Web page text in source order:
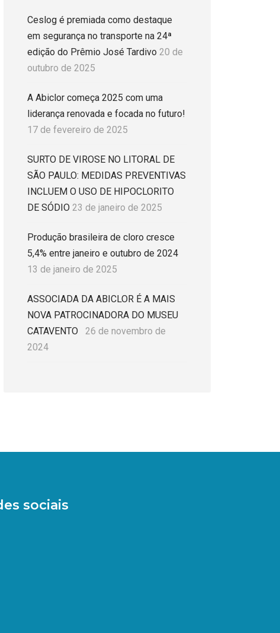
Ceslog é premiada como destaque
em segurança no transporte na 24ª
edição do Prêmio José Tardivo 20 de
outubro de 2025
A Abiclor começa 2025 com uma
liderança renovada e focada no futuro!
17 de fevereiro de 2025
SURTO DE VIROSE NO LITORAL DE
SÃO PAULO: MEDIDAS PREVENTIVAS
INCLUEM O USO DE HIPOCLORITO
DE SÓDIO 23 de janeiro de 2025
Produção brasileira de cloro cresce
5,4% entre janeiro e outubro de 2024
13 de janeiro de 2025
ASSOCIADA DA ABICLOR É A MAIS
NOVA PATROCINADORA DO MUSEU
CATAVENTO
26 de novembro de
2024
sociais